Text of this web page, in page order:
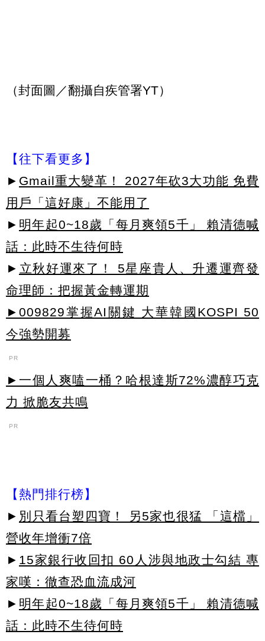
（封面圖／翻攝自疾管署YT）
【往下看更多】
► Gmail重大變革！ 2027年砍3大功能 免費
用戶「這好康」不能用了
► 明年起0~18歲「每月爽領5千」 賴清德喊
話：此時不生待何時
► 立秋好運來了！ 5星座貴人、升遷運齊發
命理師：把握黃金轉運期
►009829掌握AI關鍵 大華韓國KOSPI 50
今強勢開募
PR
►一個人爽嗑一桶？哈根達斯72%濃醇巧克
力 掀脆友共鳴
PR
【熱門排行榜】
► 別只看台塑四寶！ 另5家也很猛 「這檔」
營收年增衝7倍
► 15家銀行收回扣 60人涉與地政士勾結 專
家嘆：徹查恐血流成河
► 明年起0~18歲「每月爽領5千」 賴清德喊
話：此時不生待何時